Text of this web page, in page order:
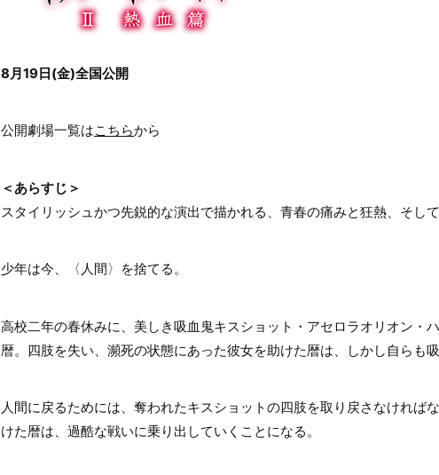
8月19日(金)全国公開
公開劇場一覧はこちらから
＜あらすじ＞
スタイリッシュかつ先鋭的な演出で描かれる、青春の痛みと狂熱、そして
少年は今、〈人間〉を捨てる。
高校二年の春休みに、美しき吸血鬼キスショット・アセロラオリオン・
暦。四肢を失い、瀕死の状態にあった彼女を助けた暦は、しかし自らも
人間に戻るためには、奪われたキスショットの四肢を取り戻さなければ
けた暦は、過酷な戦いに乗り出していくことになる。